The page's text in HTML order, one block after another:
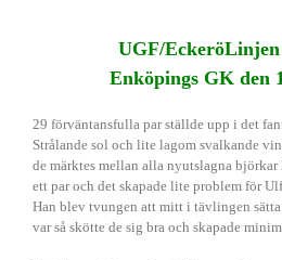
UGF/
Enköpings GK den
29 förväntansfulla par ställde upp i det
Strålande sol och lite lagom svalkande
de märktes mellan alla nyutslagna
ett par och det skapade lite problem för
Han blev tvungen att mitt i tävlingen
var så skötte de sig bra och skapade